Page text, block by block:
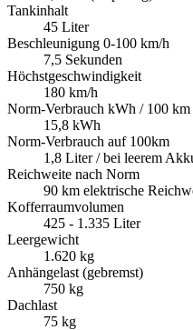
Tankinhalt
45 Liter
Beschleunigung 0-100 km/h
7,5 Sekunden
Höchstgeschwindigkeit
180 km/h
Norm-Verbrauch kWh / 100 km
15,8 kWh
Norm-Verbrauch auf 100km
1,8 Liter / bei leerem
Reichweite nach Norm
90 km elektrische
Kofferraumvolumen
425 - 1.335 Liter
Leergewicht
1.620 kg
Anhängelast (gebremst)
750 kg
Dachlast
75 kg